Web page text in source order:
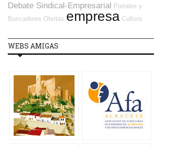
Debate Sindical-Empresarial Portales y
Buscadores Ofertas empresa Cultura
WEBS AMIGAS